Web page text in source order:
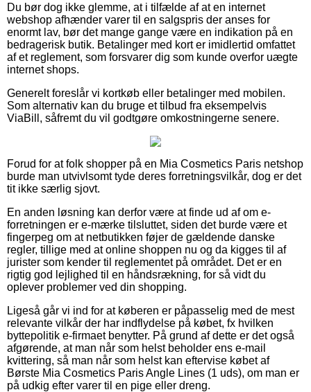
Du bør dog ikke glemme, at i tilfælde af at en internet
webshop afhænder varer til en salgspris der anses for
enormt lav, bør det mange gange være en indikation på en
bedragerisk butik. Betalinger med kort er imidlertid omfattet
af et reglement, som forsvarer dig som kunde overfor uægte
internet shops.
Generelt foreslår vi kortkøb eller betalinger med mobilen.
Som alternativ kan du bruge et tilbud fra eksempelvis
ViaBill, såfremt du vil godtgøre omkostningerne senere.
Forud for at folk shopper på en Mia Cosmetics Paris netshop
burde man utvivlsomt tyde deres forretningsvilkår, dog er det
tit ikke særlig sjovt.
En anden løsning kan derfor være at finde ud af om e-
forretningen er e-mærke tilsluttet, siden det burde være et
fingerpeg om at netbutikken føjer de gældende danske
regler, tillige med at online shoppen nu og da kigges til af
jurister som kender til reglementet på området. Det er en
rigtig god lejlighed til en håndsrækning, for så vidt du
oplever problemer ved din shopping.
Ligeså går vi ind for at køberen er påpasselig med de mest
relevante vilkår der har indflydelse på købet, fx hvilken
byttepolitik e-firmaet benytter. På grund af dette er det også
afgørende, at man når som helst beholder ens e-mail
kvittering, så man når som helst kan eftervise købet af
Børste Mia Cosmetics Paris Angle Lines (1 uds), om man er
på udkig efter varer til en pige eller dreng.